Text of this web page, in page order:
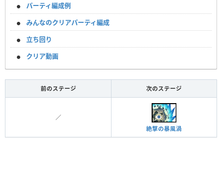
パーティ編成例
みんなのクリアパーティ編成
立ち回り
クリア動画
前のステージ 次のステージ
／
絶撃の暴風渦